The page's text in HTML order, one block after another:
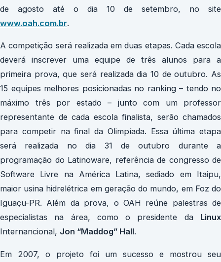
de agosto até o dia 10 de setembro, no site
www.oah.com.br.
A competição será realizada em duas etapas. Cada escola
deverá inscrever uma equipe de três alunos para a
primeira prova, que será realizada dia 10 de outubro. As
15 equipes melhores posicionadas no ranking – tendo no
máximo três por estado – junto com um professor
representante de cada escola finalista, serão chamados
para competir na final da Olimpíada. Essa última etapa
será realizada no dia 31 de outubro durante a
programação do Latinoware, referência de congresso de
Software Livre na América Latina, sediado em Itaipu,
maior usina hidrelétrica em geração do mundo, em Foz do
Iguaçu-PR. Além da prova, o OAH reúne palestras de
especialistas na área, como o presidente da Linux
Internancional, Jon “Maddog” Hall.
Em 2007, o projeto foi um sucesso e mostrou seu